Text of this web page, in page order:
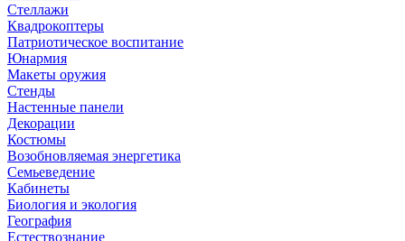
Стеллажи
Квадрокоптеры
Патриотическое воспитание
Юнармия
Макеты оружия
Стенды
Настенные панели
Декорации
Костюмы
Возобновляемая энергетика
Семьеведение
Кабинеты
Биология и экология
География
Естествознание